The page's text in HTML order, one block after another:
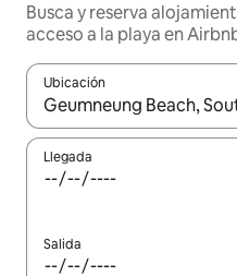
Busca y reserva
acceso a la playa en
Ubicación
Cuando los resultados
Llegada
Salida